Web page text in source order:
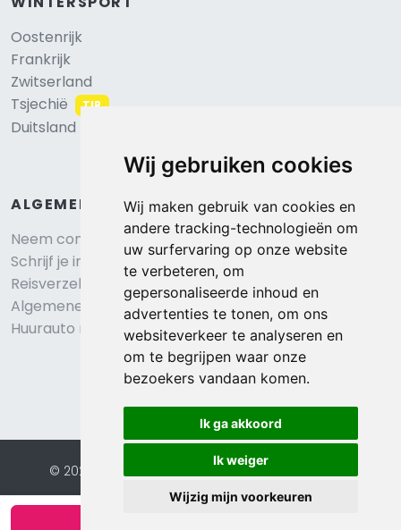
Wij gebruiken cookies
Wij maken gebruik van cookies en
andere tracking-technologieën om
uw surfervaring op onze website
te verbeteren, om
gepersonaliseerde inhoud en
advertenties te tonen, om ons
websiteverkeer te analyseren en
om te begrijpen waar onze
bezoekers vandaan komen.
Ik ga akkoord
Ik weiger
Wijzig mijn voorkeuren
Oostenrijk
Frankrijk
Zwitserland
Tsjechië
TIP
Duitsland
ALGEMEEN
Neem contact op
Schrijf je in voor onze nieuwsbrief
Reisverzekering afsluiten
Algemene voorwaarden
Huurauto reserveren
© 2026 Eurochalets | Website door FalcoTravel
Veilig online betalen met